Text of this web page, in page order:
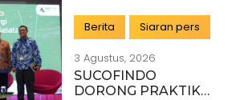
DENGAN KSP DAN
DANANTARA
Berita Siaran pers
3 Agustus, 2026
SUCOFINDO
DORONG PRAKTIK